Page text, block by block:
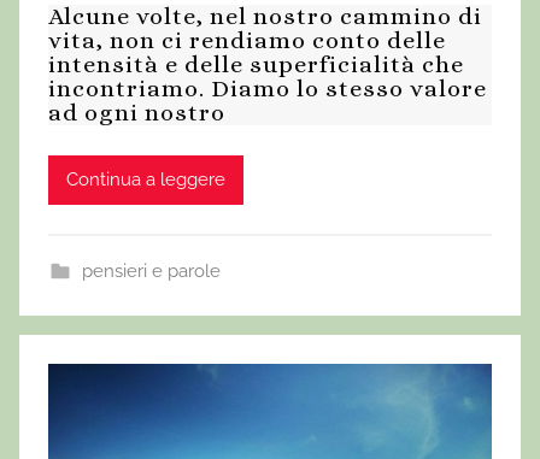
Alcune volte, nel nostro cammino di
vita, non ci rendiamo conto delle
intensità e delle superficialità che
incontriamo. Diamo lo stesso valore
ad ogni nostro
Continua a leggere
pensieri e parole